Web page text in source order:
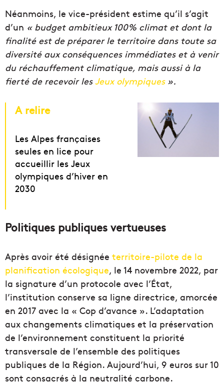
Néanmoins, le vice-président estime qu’il s’agit
d’un « budget ambitieux 100% climat et dont la
finalité est de préparer le territoire dans toute sa
diversité aux conséquences immédiates et à venir
du réchauffement climatique, mais aussi à la
fierté de recevoir lesJeux olympiques».
A relire
Les Alpes françaises
seules en lice pour
accueillir les Jeux
olympiques d’hiver en
2030
Politiques publiques vertueuses
Après avoir été désignée territoire-pilote de la
planification écologique, le 14 novembre 2022, par
la signature d’un protocole avec l’État,
l’institution conserve sa ligne directrice, amorcée
en 2017 avec la « Cop d’avance ». L’adaptation
aux changements climatiques et la préservation
de l’environnement constituent la priorité
transversale de l’ensemble des politiques
publiques de la Région. Aujourd’hui, 9 euros sur 10
sont consacrés à la neutralité carbone.